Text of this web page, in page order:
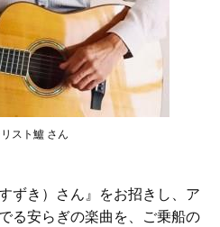
ずき）さん』をお招きし、ア
る安らぎの楽曲を、ご乗船の
スト鱸 さん